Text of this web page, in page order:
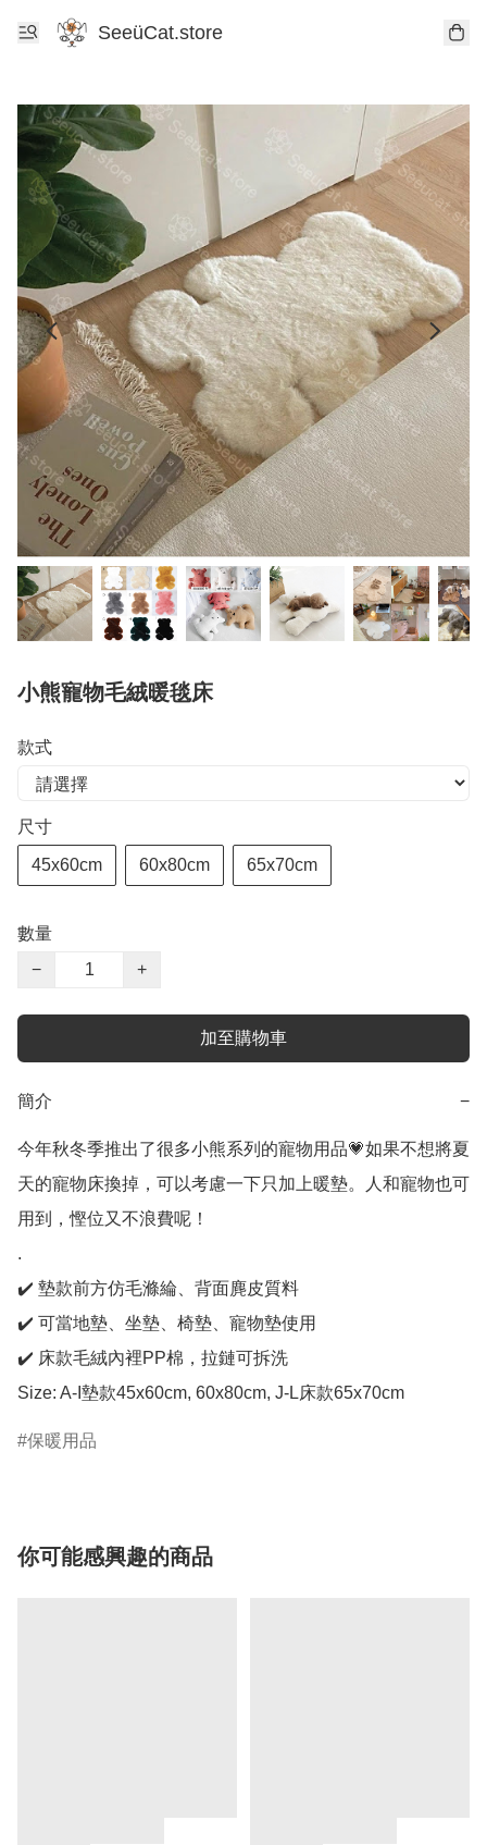
SeeüCat.store
小熊寵物毛絨暖毯床
款式
尺寸
45x60cm 60x80cm 65x70cm
數量
−
+
加至購物車
簡介 −
今年秋冬季推出了很多小熊系列的寵物用品💗如果不想將夏
天的寵物床換掉，可以考慮一下只加上暖墊。人和寵物也可
用到，慳位又不浪費呢！
.
✔️ 墊款前方仿毛滌綸、背面麂皮質料
✔️ 可當地墊、坐墊、椅墊、寵物墊使用
✔️ 床款毛絨內裡PP棉，拉鏈可拆洗
Size: A-I墊款45x60cm, 60x80cm, J-L床款65x70cm
保暖用品
你可能感興趣的商品